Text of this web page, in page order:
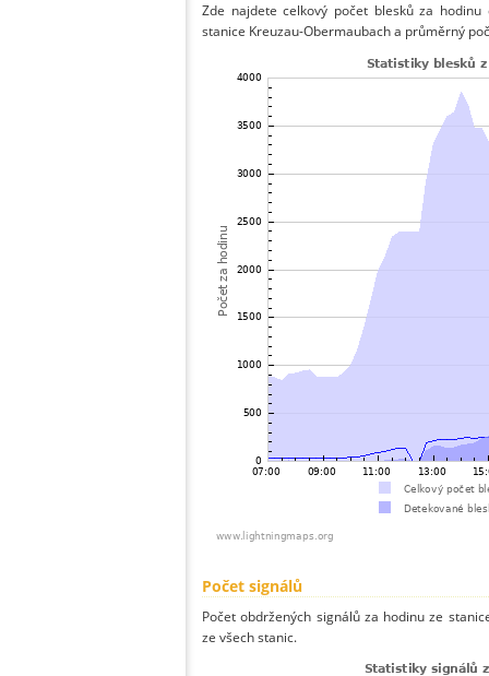
Zde najdete celkový počet blesků za
stanice Kreuzau-Obermaubach a průměrný
Počet signálů
Počet obdržených signálů za hodinu ze
ze všech stanic.